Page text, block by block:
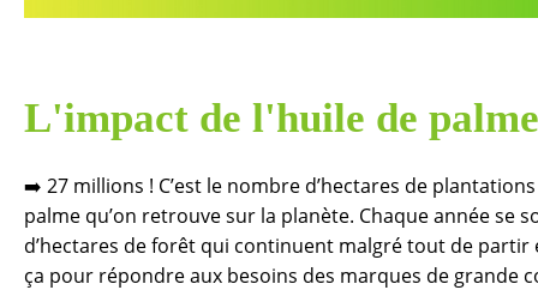
L'impact de l'huile de palme
➡️ 27 millions ! C’est le nombre d’hectares de plantations
palme qu’on retrouve sur la planète. Chaque année se
d’hectares de forêt qui continuent malgré tout de partir
ça pour répondre aux besoins des marques de grande